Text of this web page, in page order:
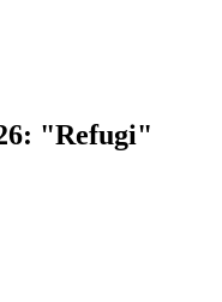
"Refugi"